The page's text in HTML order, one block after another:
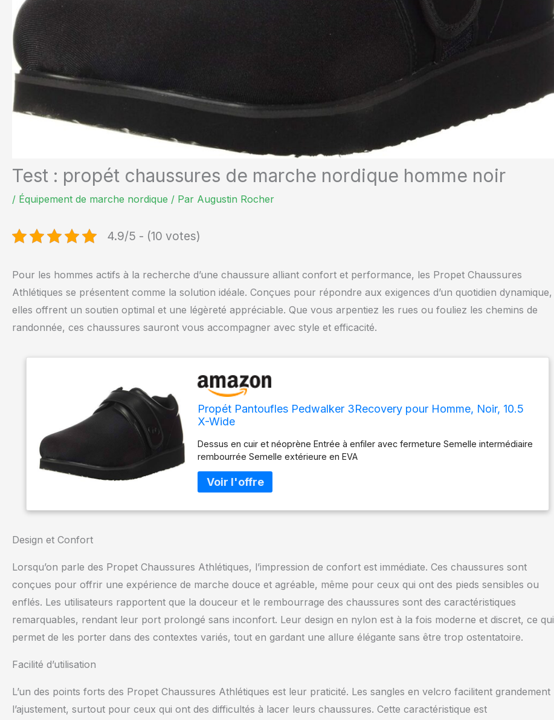
Test : propét chaussures de marche nordique homme noir
/ Équipement de marche nordique / Par Augustin Rocher
4.9/5 - (10 votes)
Pour les hommes actifs à la recherche d’une chaussure alliant confort et performance, les Propet Chaussures
Athlétiques se présentent comme la solution idéale. Conçues pour répondre aux exigences d’un quotidien dynamique,
elles offrent un soutien optimal et une légèreté appréciable. Que vous arpentiez les rues ou fouliez les chemins de
randonnée, ces chaussures sauront vous accompagner avec style et efficacité.
Propét Pantoufles Pedwalker 3Recovery pour Homme, Noir, 10.5
X-Wide
Dessus en cuir et néoprène Entrée à enfiler avec fermeture Semelle intermédiaire
rembourrée Semelle extérieure en EVA
Design et Confort
Lorsqu’on parle des Propet Chaussures Athlétiques, l’impression de confort est immédiate. Ces chaussures sont
conçues pour offrir une expérience de marche douce et agréable, même pour ceux qui ont des pieds sensibles ou
enflés. Les utilisateurs rapportent que la douceur et le rembourrage des chaussures sont des caractéristiques
remarquables, rendant leur port prolongé sans inconfort. Leur design en nylon est à la fois moderne et discret, ce qui
permet de les porter dans des contextes variés, tout en gardant une allure élégante sans être trop ostentatoire.
Facilité d’utilisation
L’un des points forts des Propet Chaussures Athlétiques est leur praticité. Les sangles en velcro facilitent grandement
l’ajustement, surtout pour ceux qui ont des difficultés à lacer leurs chaussures. Cette caractéristique est